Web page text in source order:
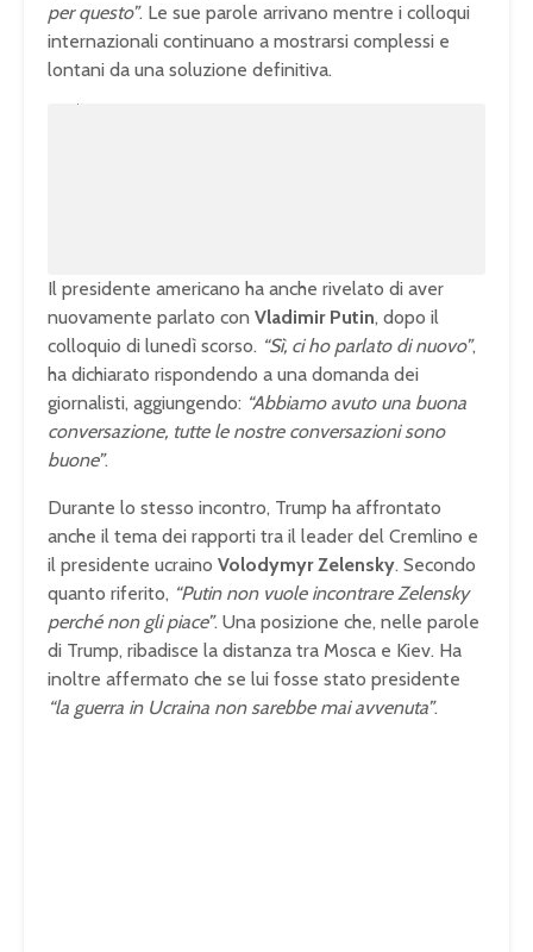
per questo”. Le sue parole arrivano mentre i colloqui
internazionali continuano a mostrarsi complessi e
lontani da una soluzione definitiva.
Il presidente americano ha anche rivelato di aver
nuovamente parlato con Vladimir Putin, dopo il
colloquio di lunedì scorso. “Sì, ci ho parlato di nuovo”,
ha dichiarato rispondendo a una domanda dei
giornalisti, aggiungendo: “Abbiamo avuto una buona
conversazione, tutte le nostre conversazioni sono
buone”.
Durante lo stesso incontro, Trump ha affrontato
anche il tema dei rapporti tra il leader del Cremlino e
il presidente ucraino Volodymyr Zelensky. Secondo
quanto riferito, “Putin non vuole incontrare Zelensky
perché non gli piace”. Una posizione che, nelle parole
di Trump, ribadisce la distanza tra Mosca e Kiev. Ha
inoltre affermato che se lui fosse stato presidente
“la guerra in Ucraina non sarebbe mai avvenuta”.